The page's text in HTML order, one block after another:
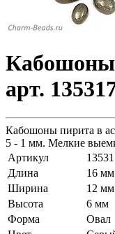
арт.
Кабошоны пирита в
5 - 1 мм. Мелкие
Артикул
Длина
16 мм
Ширина
12 мм
Высота
6 мм
Форма
Овал